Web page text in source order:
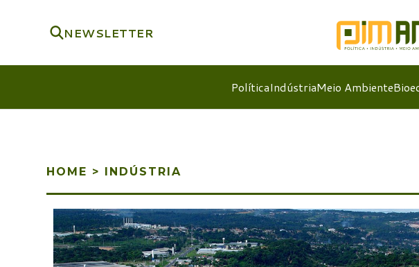
NEWSLETTER
PolíticaIndústriaMeio Ambiente
HOME > INDÚSTRIA